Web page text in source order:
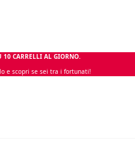
10 CARRELLI AL GIORNO.
e scopri se sei tra i fortunati!